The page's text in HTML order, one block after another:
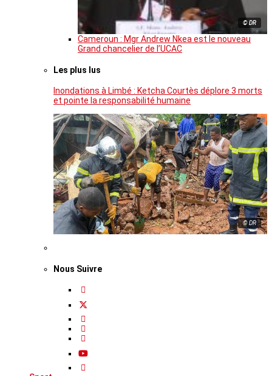
© DR
Cameroun : Mgr Andrew Nkea est le nouveau
Grand chancelier de l’UCAC
Les plus lus
Inondations à Limbé : Ketcha Courtès déplore 3 morts
et pointe la responsabilité humaine
© DR
Nous Suivre